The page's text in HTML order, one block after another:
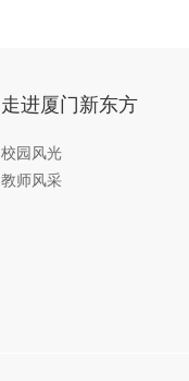
走进厦门新东方
校园风光
教师风采
招生办-蒋老师 03:07
学校
教学优势
--->培养学